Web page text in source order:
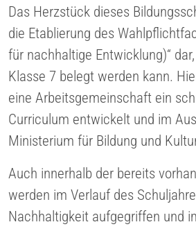
Das Herzstück dieses
die Etablierung des
für nachhaltige Entwicklung)“
Klasse 7 belegt werden kann.
eine Arbeitsgemeinschaft ein
Curriculum entwickelt und im
Ministerium für Bildung und
Auch innerhalb der bereits
werden im Verlauf des
Nachhaltigkeit aufgegriffen und